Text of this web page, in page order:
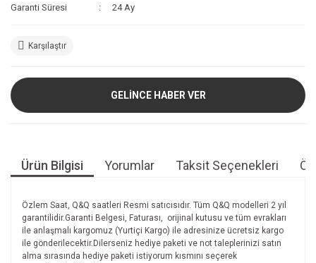
Garanti Süresi 24 Ay
Karşılaştır
GELİNCE HABER VER
Ürün Bilgisi Yorumlar Taksit Seçenekleri
Özlem Saat, Q&Q saatleri Resmi satıcısıdır. Tüm Q&Q modelleri 2 yıl
garantilidir.Garanti Belgesi, Faturası, orijinal kutusu ve tüm evrakları
ile anlaşmalı kargomuz (Yurtiçi Kargo) ile adresinize ücretsiz kargo
ile gönderilecektir.Dilerseniz hediye paketi ve not taleplerinizi satın
alma sırasında hediye paketi istiyorum kısmını seçerek